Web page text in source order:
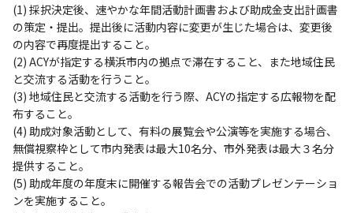
(1) 採択決定後、速やかな年間活動計画書および助成金支出計画書
の策定・提出。提出後に活動内容に変更が生じた場合は、変更後
の内容で再度提出すること。
(2) ACYが指定する横浜市内の拠点で滞在すること、また地域住民
と交流する活動を行うこと。
(3) 地域住民と交流する活動を行う際、ACYの指定する広報物を配
布すること。
(4) 助成対象活動として、有料の展覧会や公演等を実施する場合、
無償視察枠として市内発表は最大10名分、市外発表は最大３名分
提供すること。
(5) 助成年度の年度末に開催する報告会での活動プレゼンテーショ
ンを実施すること。